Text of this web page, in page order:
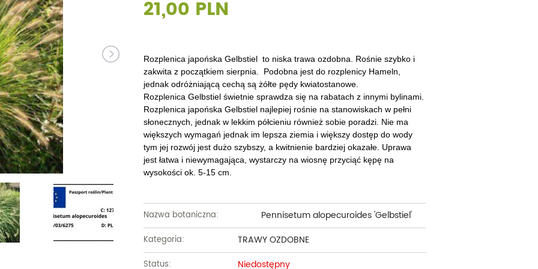
Truskawki i poziomki
Winogrona
Żurawiny
Pozostałe
Dęby
Glediczje
Głogi
Graby
Jabłonie ozdobne
Jarzębiny i jarząby
Kasztanowce
Wiązy
Wiśnie ozdobne
Złotokapy
Pozostałe
Derenie
Hibiskusy
Hortensje
Jaśminowce
Kaliny
Kalmie
Krzewuszki
Piwonie
Pnącza
Powojniki - Clematisy
Różaneczniki
Tawuły i tawułki
Żarnowce
Pozostałe
21,00 PLN
Rozplenica japońska Gelbstiel to niska trawa ozdobna. Rośnie szybko i
zakwita z początkiem sierpnia. Podobna jest do rozplenicy Hameln,
jednak odróżniającą cechą są żółte pędy kwiatostanowe.
Rozplenica Gelbstiel świetnie sprawdza się na rabatach z innymi bylinami.
Rozplenica japońska Gelbstiel najlepiej rośnie na stanowiskach w pełni
słonecznych, jednak w lekkim półcieniu również sobie poradzi. Nie ma
większych wymagań jednak im lepsza ziemia i większy dostęp do wody
tym jej rozwój jest dużo szybszy, a kwitnienie bardziej okazałe. Uprawa
jest łatwa i niewymagająca, wystarczy na wiosnę przyciąć kępę na
wysokości ok. 5-15 cm.
Nazwa botaniczna: Pennisetum alopecuroides 'Gelbstiel'
Kategoria: TRAWY OZDOBNE
Status:
Niedostępny